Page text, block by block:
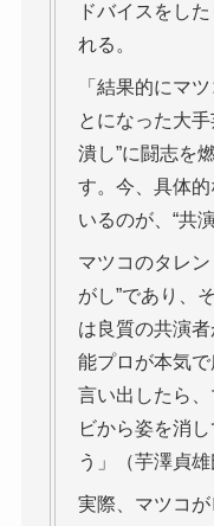
ドバイスをし
れる。
「結果的にマ
とになった大
潰し”に闘志を
す。今、具体
いるのが、“共
マツコのタレ
がし”であり、
は良質の共演
能プロが本気
言い出したら
ビから姿を消
う」（芋澤貞雄
実際、マツコ